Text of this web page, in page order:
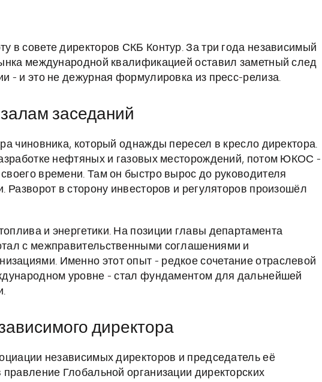
в совете директоров СКБ Контур. За три года независимый
международной квалификацией оставил заметный след
- и это не дежурная формулировка из пресс-релиза.
заседаний
чиновника, который однажды пересел в кресло директора.
нефтяных и газовых месторождений, потом ЮКОС -
времени. Там он быстро вырос до руководителя
Разворот в сторону инвесторов и регуляторов произошёл
и энергетики. На позиции главы департамента
с межправительственными соглашениями и
Именно этот опыт - редкое сочетание отраслевой
уровне - стал фундаментом для дальнейшей
директора
независимых директоров и председатель её
Глобальной организации директорских